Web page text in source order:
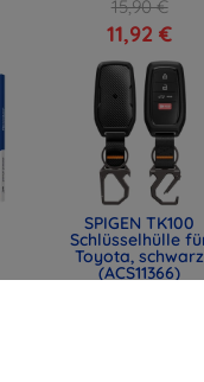
15,90 €
11,92 €
SPIGEN TK100
Schlüsselhülle
Toyota, schwarz
(ACS11366)